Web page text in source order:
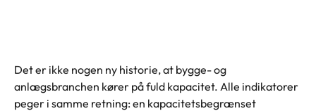
Det er ikke nogen ny historie, at bygge- og
anlægsbranchen kører på fuld kapacitet. Alle indikatorer
peger i samme retning: en kapacitetsbegrænset